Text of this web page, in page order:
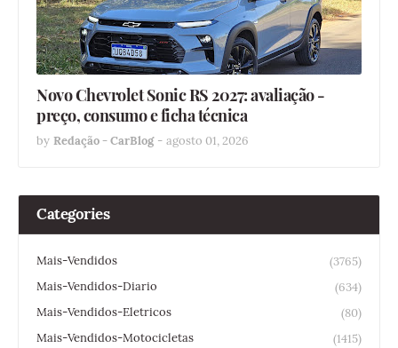
Novo Chevrolet Sonic RS 2027: avaliação -
preço, consumo e ficha técnica
by Redação - CarBlog - agosto 01, 2026
Categories
Mais-Vendidos
(3765)
Mais-Vendidos-Diario
(634)
Mais-Vendidos-Eletricos
(80)
Mais-Vendidos-Motocicletas
(1415)